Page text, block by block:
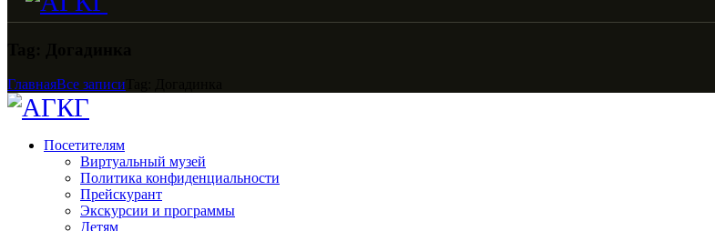
ГлавнаяВсе записи
Посетителям
Виртуальный музей
Политика конфиденциальности
Прейскурант
Экскурсии и программы
Детям